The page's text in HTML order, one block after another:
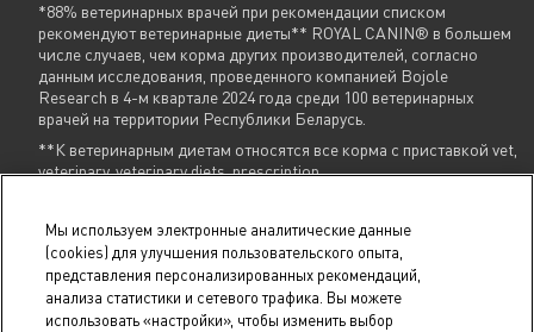
*88% ветеринарных врачей при рекомендации списком
рекомендуют ветеринарные диеты** ROYAL CANIN® в большем
числе случаев, чем корма других производителей, согласно
данным исследования, проведенного компанией Bojole
Research в 4-м квартале 2024 года среди 100 ветеринарных
врачей на территории Республики Беларусь.
**К ветеринарным диетам относятся все корма с приставкой vet,
veterinary, veterinary diets, prescription
Указанные контакты ( +375 29 604 86 86,info@royalcanin.by) являются в том
числе контактами для связи по вопросам обращения покупателей о
В торговом реестре с 31 июля 2025 г., № регистрации 754731.
В реестре БелГИЭ с 15 мая 2025 г., № регистрации 206019, адрес ресурса:
Мы используем электронные аналитические данные
(cookies) для улучшения пользовательского опыта,
представления персонализированных рекомендаций,
анализа статистики и сетевого трафика. Вы можете
использовать «настройки», чтобы изменить выбор